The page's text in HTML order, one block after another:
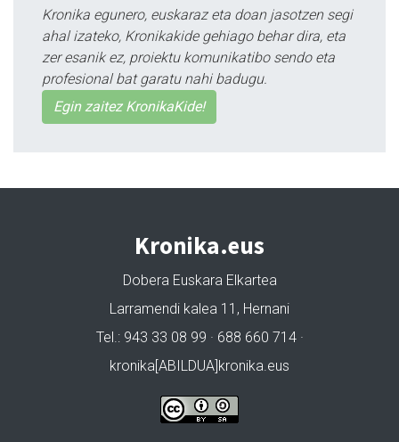
Kronika egunero, euskaraz eta doan jasotzen segi
ahal izateko, Kronikakide gehiago behar dira, eta
zer esanik ez, proiektu komunikatibo sendo eta
profesional bat garatu nahi badugu.
Egin zaitez KronikaKide!
Kronika.eus
Dobera Euskara Elkartea
Larramendi kalea 11, Hernani
Tel.: 943 33 08 99 · 688 660 714 ·
kronika[ABILDUA]kronika.eus